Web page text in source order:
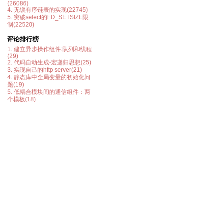
(26086)
4. 无锁有序链表的实现(22745)
5. 突破select的FD_SETSIZE限
制(22520)
评论排行榜
1. 建立异步操作组件:队列和线程
(29)
2. 代码自动生成-宏递归思想(25)
3. 实现自己的http server(21)
4. 静态库中全局变量的初始化问
题(19)
5. 低耦合模块间的通信组件：两
个模板(18)